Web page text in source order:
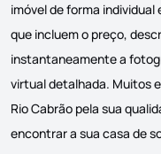
imóvel de forma
que incluem o preço,
instantaneamente a
virtual detalhada. Muitos
Rio Cabrão pela sua
encontrar a sua casa de